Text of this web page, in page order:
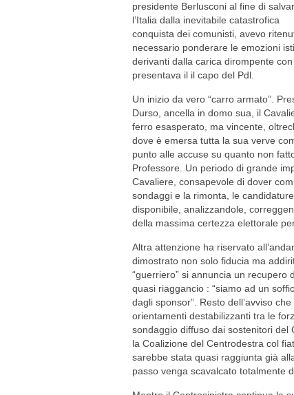
presidente Berlusconi al fine di
l’Italia dalla inevitabile catastrofica
conquista dei comunisti, avevo
necessario ponderare le emozioni
derivanti dalla carica dirompente
presentava il il capo del Pdl.
Un inizio da vero “carro armato”.
Durso, ancella in domo sua, il
ferro esasperato, ma vincente,
dove è emersa tutta la sua verve
punto alle accuse su quanto non
Professore. Un periodo di grande
Cavaliere, consapevole di dover
sondaggi e la rimonta, le
disponibile, analizzandole,
della massima certezza elettorale
Altra attenzione ha riservato
dimostrato non solo fiducia ma
“guerriero” si annuncia un
quasi riaggancio : “siamo ad un
dagli sponsor”. Resto dell’avviso
orientamenti destabilizzanti tra le
sondaggio diffuso dai sostenitori del
la Coalizione del Centrodestra col
sarebbe stata quasi raggiunta già
passo venga scavalcato totalmente